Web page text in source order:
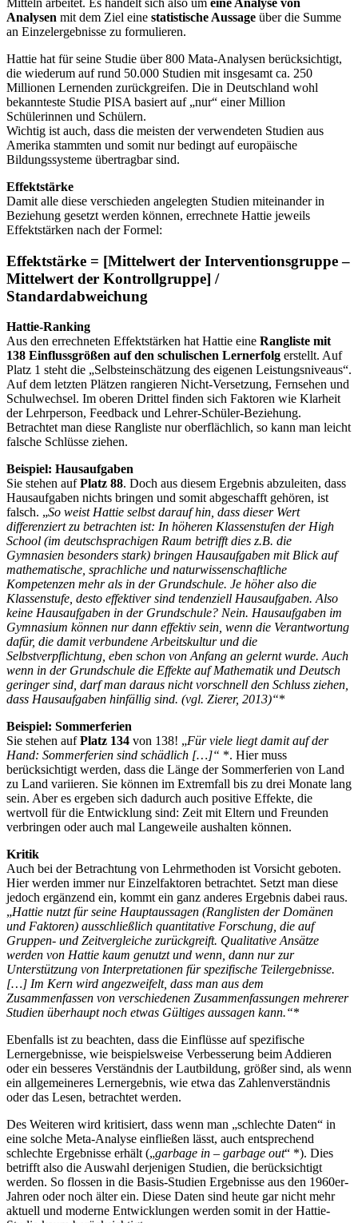
Analysen mit dem Ziel eine statistische Aussage über die Summe
an Einzelergebnisse zu formulieren.
Hattie hat für seine Studie über 800 Mata-Analysen berücksichtigt,
die wiederum auf rund 50.000 Studien mit insgesamt ca. 250
Millionen Lernenden zurückgreifen. Die in Deutschland wohl
bekannteste Studie PISA basiert auf „nur“ einer Million
Schülerinnen und Schülern.
Wichtig ist auch, dass die meisten der verwendeten Studien aus
Amerika stammten und somit nur bedingt auf europäische
Bildungssysteme übertragbar sind.
Effektstärke
Damit alle diese verschieden angelegten Studien miteinander in
Beziehung gesetzt werden können, errechnete Hattie jeweils
Effektstärken nach der Formel:
Effektstärke = [Mittelwert der Interventionsgruppe –
Mittelwert der Kontrollgruppe] /
Standardabweichung
Hattie-Ranking
Aus den errechneten Effektstärken hat Hattie eine Rangliste mit
138 Einflussgrößen auf den schulischen Lernerfolg erstellt. Auf
Platz 1 steht die „Selbsteinschätzung des eigenen Leistungsniveaus“.
Auf dem letzten Plätzen rangieren Nicht-Versetzung, Fernsehen und
Schulwechsel. Im oberen Drittel finden sich Faktoren wie Klarheit
der Lehrperson, Feedback und Lehrer-Schüler-Beziehung.
Betrachtet man diese Rangliste nur oberflächlich, so kann man leicht
falsche Schlüsse ziehen.
Beispiel: Hausaufgaben
Sie stehen aufPlatz 88. Doch aus diesem Ergebnis abzuleiten, dass
Hausaufgaben nichts bringen und somit abgeschafft gehören, ist
falsch. „So weist Hattie selbst darauf hin, dass dieser Wert
differenziert zu betrachten ist: In höheren Klassenstufen der High
School (im deutschsprachigen Raum betrifft dies z.B. die
Gymnasien besonders stark) bringen Hausaufgaben mit Blick auf
mathematische, sprachliche und naturwissenschaftliche
Kompetenzen mehr als in der Grundschule. Je höher also die
Klassenstufe, desto effektiver sind tendenziell Hausaufgaben. Also
keine Hausaufgaben in der Grundschule? Nein. Hausaufgaben im
Gymnasium können nur dann effektiv sein, wenn die Verantwortung
dafür, die damit verbundene Arbeitskultur und die
Selbstverpflichtung, eben schon von Anfang an gelernt wurde. Auch
wenn in der Grundschule die Effekte auf Mathematik und Deutsch
geringer sind, darf man daraus nicht vorschnell den Schluss ziehen,
dass Hausaufgaben hinfällig sind. (vgl. Zierer, 2013)“*
Beispiel: Sommerferien
Sie stehen aufPlatz 134 von 138! „Für viele liegt damit auf der
Hand: Sommerferien sind schädlich […]“ *. Hier muss
berücksichtigt werden, dass die Länge der Sommerferien von Land
zu Land variieren. Sie können im Extremfall bis zu drei Monate lang
sein. Aber es ergeben sich dadurch auch positive Effekte, die
wertvoll für die Entwicklung sind: Zeit mit Eltern und Freunden
verbringen oder auch mal Langeweile aushalten können.
Kritik
Auch bei der Betrachtung von Lehrmethoden ist Vorsicht geboten.
Hier werden immer nur Einzelfaktoren betrachtet. Setzt man diese
jedoch ergänzend ein, kommt ein ganz anderes Ergebnis dabei raus.
„Hattie nutzt für seine Hauptaussagen (Ranglisten der Domänen
und Faktoren) ausschließlich quantitative Forschung, die auf
Gruppen- und Zeitvergleiche zurückgreift. Qualitative Ansätze
werden von Hattie kaum genutzt und wenn, dann nur zur
Unterstützung von Interpretationen für spezifische Teilergebnisse.
[…] Im Kern wird angezweifelt, dass man aus dem
Zusammenfassen von verschiedenen Zusammenfassungen mehrerer
Studien überhaupt noch etwas Gültiges aussagen kann.“*
Ebenfalls ist zu beachten, dass die Einflüsse auf spezifische
Lernergebnisse, wie beispielsweise Verbesserung beim Addieren
oder ein besseres Verständnis der Lautbildung, größer sind, als wenn
ein allgemeineres Lernergebnis, wie etwa das Zahlenverständnis
oder das Lesen, betrachtet werden.
Des Weiteren wird kritisiert, dass wenn man „schlechte Daten“ in
eine solche Meta-Analyse einfließen lässt, auch entsprechend
schlechte Ergebnisse erhält („garbage in – garbage out“ *). Dies
betrifft also die Auswahl derjenigen Studien, die berücksichtigt
werden. So flossen in die Basis-Studien Ergebnisse aus den 1960er-
Jahren oder noch älter ein. Diese Daten sind heute gar nicht mehr
aktuell und moderne Entwicklungen werden somit in der Hattie-